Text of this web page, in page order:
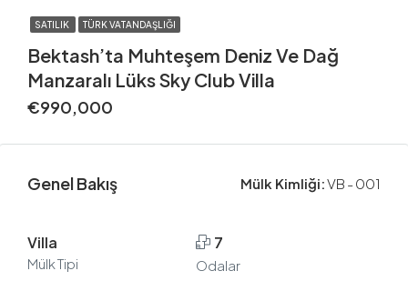
SATILIK TÜRK VATANDAŞLIĞI
Bektash’ta Muhteşem Deniz Ve Dağ
Manzaralı Lüks Sky Club Villa
€990,000
Genel Bakış Mülk Kimliği:VB - 001
Villa
Mülk Tipi
7
Odalar